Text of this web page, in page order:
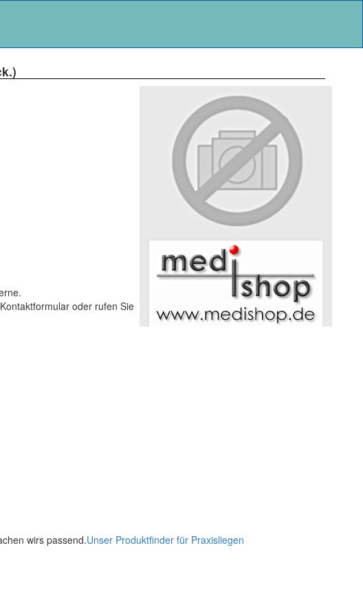
oder rufen Sie
wirs passend.Unser Produktfinder für Praxisliegen